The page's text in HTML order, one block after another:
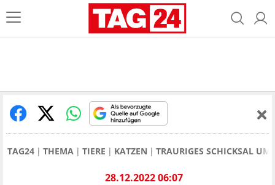
TAG24 THEMA TIERE KATZEN TRAURIGES SCHICKSAL UM
28.12.2022 06:07